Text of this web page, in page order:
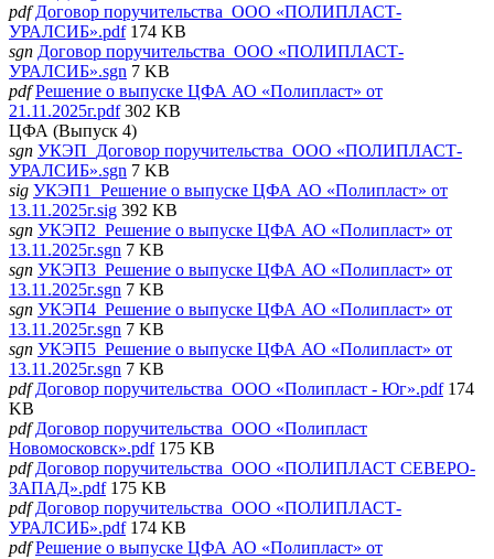
pdf Договор поручительства_ООО «ПОЛИПЛАСТ-
УРАЛСИБ».pdf 174 KB
sgn Договор поручительства_ООО «ПОЛИПЛАСТ-
УРАЛСИБ».sgn 7 KB
pdf Решение о выпуске ЦФА АО «Полипласт» от
21.11.2025г.pdf 302 KB
ЦФА (Выпуск 4)
sgn УКЭП_Договор поручительства_ООО «ПОЛИПЛАСТ-
УРАЛСИБ».sgn 7 KB
sig УКЭП1_Решение о выпуске ЦФА АО «Полипласт» от
13.11.2025г.sig 392 KB
sgn УКЭП2_Решение о выпуске ЦФА АО «Полипласт» от
13.11.2025г.sgn 7 KB
sgn УКЭП3_Решение о выпуске ЦФА АО «Полипласт» от
13.11.2025г.sgn 7 KB
sgn УКЭП4_Решение о выпуске ЦФА АО «Полипласт» от
13.11.2025г.sgn 7 KB
sgn УКЭП5_Решение о выпуске ЦФА АО «Полипласт» от
13.11.2025г.sgn 7 KB
pdf Договор поручительства_ООО «Полипласт - Юг».pdf 174
KB
pdf Договор поручительства_ООО «Полипласт
Новомосковск».pdf 175 KB
pdf Договор поручительства_ООО «ПОЛИПЛАСТ СЕВЕРО-
ЗАПАД».pdf 175 KB
pdf Договор поручительства_ООО «ПОЛИПЛАСТ-
УРАЛСИБ».pdf 174 KB
pdf Решение о выпуске ЦФА АО «Полипласт» от